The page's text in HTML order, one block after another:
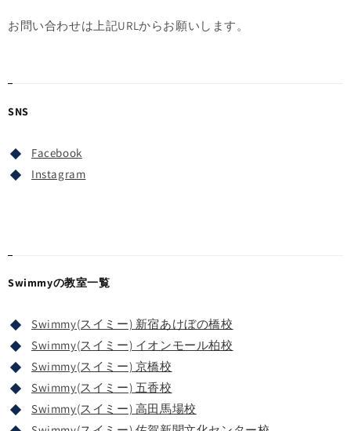
お問い合わせは上記URLからお願いします。
SNS
Facebook
Instagram
Swimmyの教室一覧
Swimmy(スイミー) 新宿あけぼの橋校
Swimmy(スイミー) イオンモール柏校
Swimmy(スイミー) 京橋校
Swimmy(スイミー) 五香校
Swimmy(スイミー) 高田馬場校